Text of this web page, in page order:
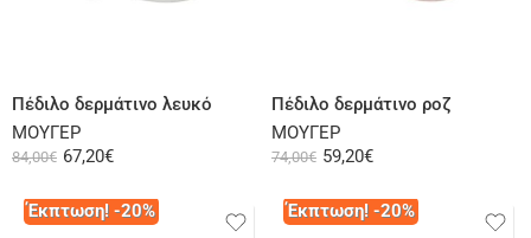
Πέδιλο δερμάτινο λευκό
ΜΟΥΓΕΡ
84,00€ 67,20€
Πέδιλο δερμάτινο ροζ
ΜΟΥΓΕΡ
74,00€ 59,20€
Έκπτωση! -20% Έκπτωση! -20%